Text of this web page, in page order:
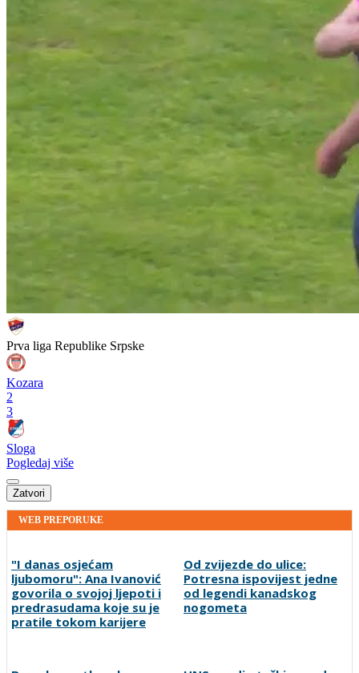
Prva liga Republike Srpske
Kozara
2
3
Sloga
Pogledaj više
Zatvori
WEB PREPORUKE
govorila o svojoj ljepoti i
od legendi kanadskog